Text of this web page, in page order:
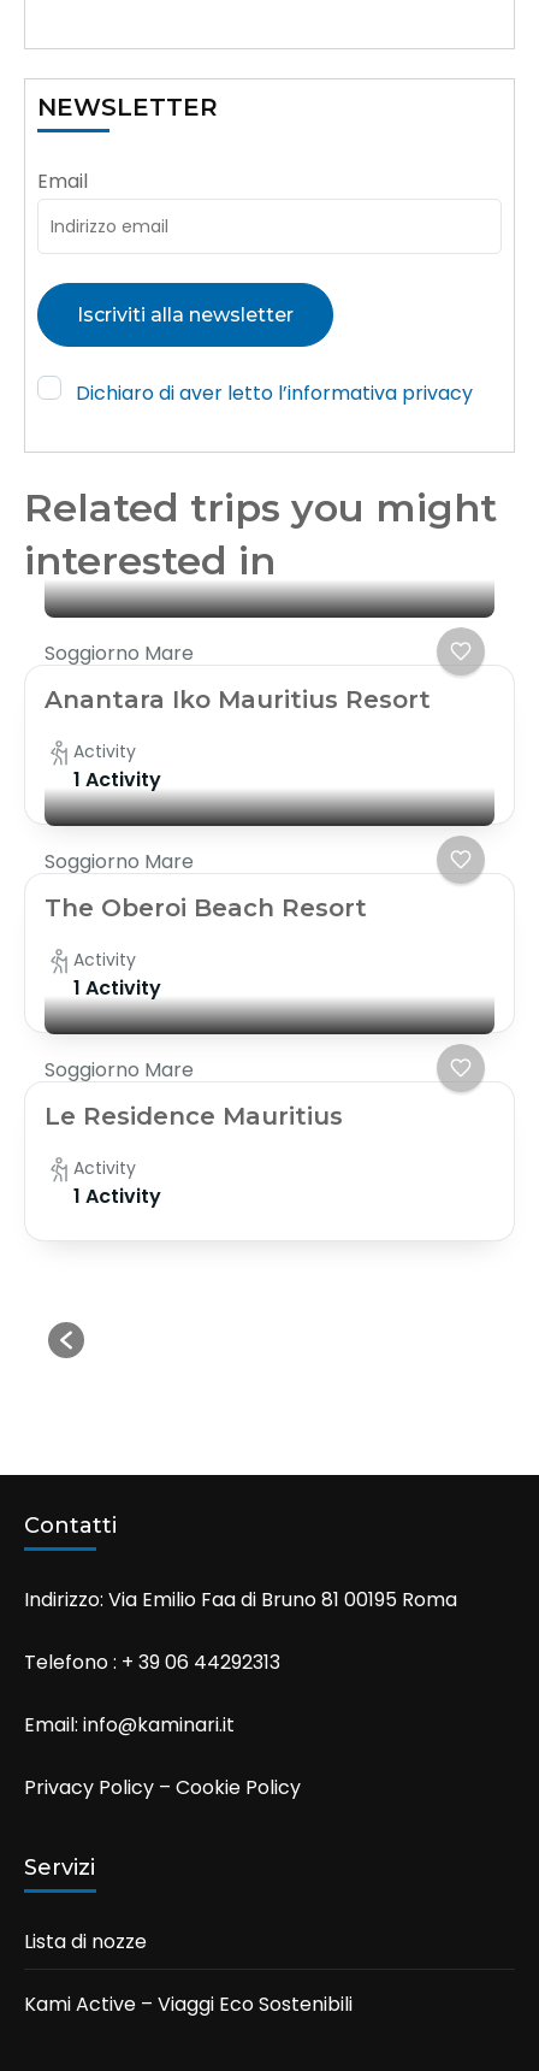
NEWSLETTER
Email
Dichiaro di aver letto l’informativa privacy
Related trips you might
interested in
Soggiorno Mare
Anantara Iko Mauritius Resort
Activity
1 Activity
Soggiorno Mare
The Oberoi Beach Resort
Activity
1 Activity
Soggiorno Mare
Le Residence Mauritius
Activity
1 Activity
Contatti
Indirizzo: Via Emilio Faa di Bruno 81 00195 Roma
Telefono : + 39 06 44292313
Email: info@kaminari.it
Privacy Policy – Cookie Policy
Servizi
Lista di nozze
Kami Active – Viaggi Eco Sostenibili